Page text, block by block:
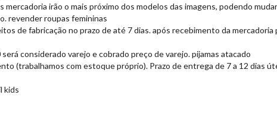
irão o mais próximo dos modelos das imagens, podendo
revender roupas femininas
de fabricação no prazo de até 7 dias. após recebimento da
considerado varejo e cobrado preço de varejo. pijamas atacado
(trabalhamos com estoque próprio). Prazo de entrega de 7 a 12 dias
kids